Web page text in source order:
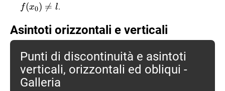
f(x0) 
= l.
Asintoti orizzontali e verticali
Punti di discontinuità e asintoti
verticali, orizzontali ed obliqui -
Galleria